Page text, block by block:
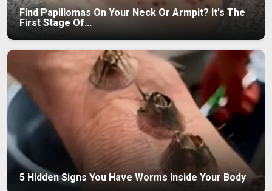
Find Papillomas On Your Neck Or Armpit? It's The
First Stage Of...
5 Hidden Signs You Have Worms Inside Your Body